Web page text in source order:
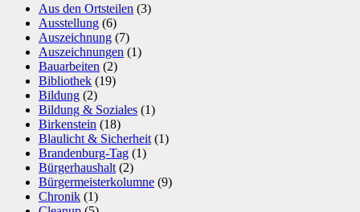
Aus den Ortsteilen (3)
Ausstellung (6)
Auszeichnung (7)
Auszeichnungen (1)
Bauarbeiten (2)
Bibliothek (19)
Bildung (2)
Bildung & Soziales (1)
Birkenstein (18)
Blaulicht & Sicherheit (1)
Brandenburg-Tag (1)
Bürgerhaushalt (2)
Bürgermeisterkolumne (9)
Chronik (1)